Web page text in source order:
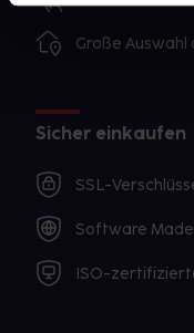
Große
Sicher einkaufen
SSL-
Software
ISO-